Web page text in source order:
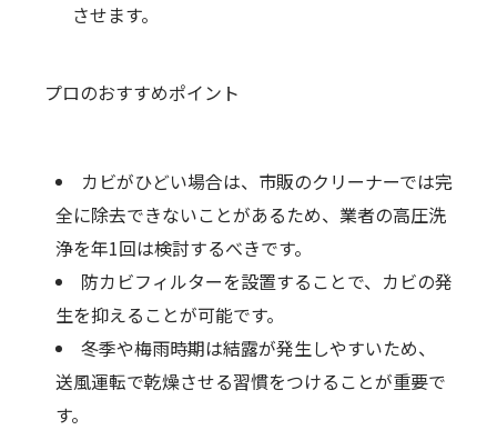
させます。
プロのおすすめポイント
カビがひどい場合は、市販のクリーナーでは完
全に除去できないことがあるため、業者の高圧洗
浄を年1回は検討するべきです。
防カビフィルターを設置することで、カビの発
生を抑えることが可能です。
冬季や梅雨時期は結露が発生しやすいため、
送風運転で乾燥させる習慣をつけることが重要で
す。